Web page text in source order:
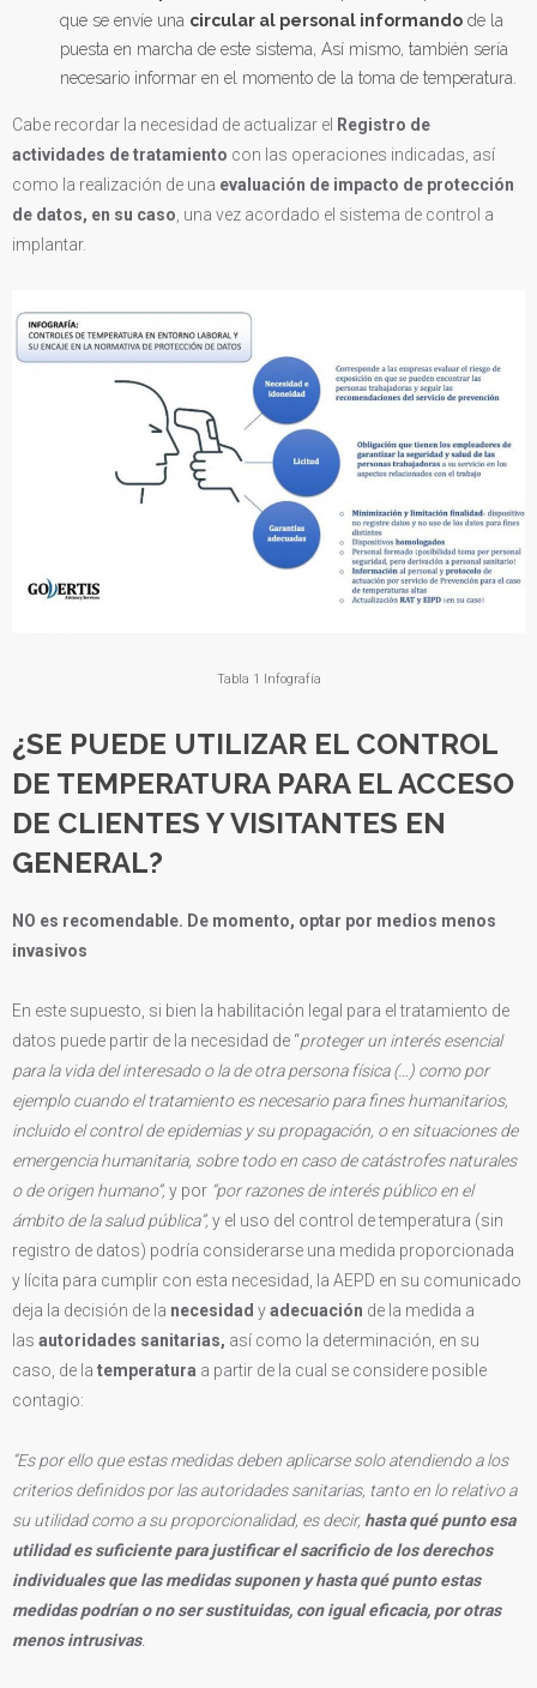
que se envíe una circular al personal informando de la
puesta en marcha de este sistema, Así mismo, también sería
necesario informar en el momento de la toma de temperatura.
Cabe recordar la necesidad de actualizar el Registro de
actividades de tratamiento con las operaciones indicadas, así
como la realización de una evaluación de impacto de protección
de datos, en su caso , una vez acordado el sistema de control a
implantar.
Tabla 1 Infografía
¿SE PUEDE UTILIZAR EL CONTROL
DE TEMPERATURA PARA EL ACCESO
DE CLIENTES Y VISITANTES EN
GENERAL?
NO es recomendable. De momento, optar por medios menos
invasivos
En este supuesto, si bien la habilitación legal para el tratamiento de
datos puede partir de la necesidad de “proteger un interés esencial
para la vida del interesado o la de otra persona física (…) como por
ejemplo cuando el tratamiento es necesario para fines humanitarios,
incluido el control de epidemias y su propagación, o en situaciones de
emergencia humanitaria, sobre todo en caso de catástrofes naturales
o de origen humano”, y por “por razones de interés público en el
ámbito de la salud pública”, y el uso del control de temperatura (sin
registro de datos) podría considerarse una medida proporcionada
y lícita para cumplir con esta necesidad, la AEPD en su comunicado
deja la decisión de la necesidad yadecuación de la medida a
las autoridades sanitarias, así como la determinación, en su
caso, de la temperatura a partir de la cual se considere posible
contagio:
“Es por ello que estas medidas deben aplicarse solo atendiendo a los
criterios definidos por las autoridades sanitarias, tanto en lo relativo a
su utilidad como a su proporcionalidad, es decir, hasta qué punto esa
utilidad es suficiente para justificar el sacrificio de los derechos
individuales que las medidas suponen y hasta qué punto estas
medidas podrían o no ser sustituidas, con igual eficacia, por otras
menos intrusivas.